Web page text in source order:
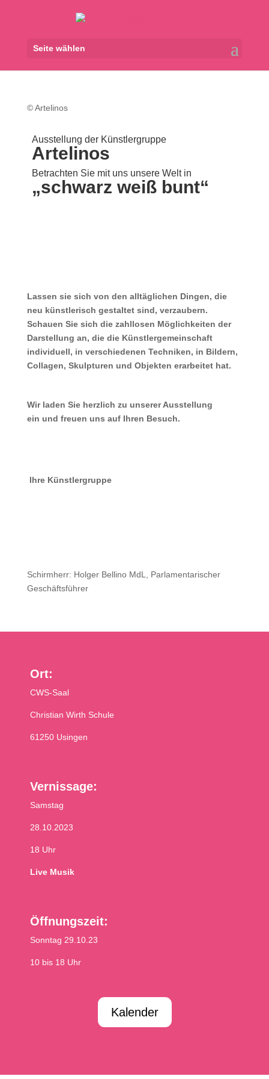
Seite wählen
© Artelinos
Ausstellung der Künstlergruppe
Artelinos
Betrachten Sie mit uns unsere Welt in
„schwarz weiß bunt“
Lassen sie sich von den alltäglichen Dingen, die
neu künstlerisch gestaltet sind, verzaubern.
Schauen Sie sich die zahllosen Möglichkeiten der
Darstellung an, die die Künstlergemeinschaft
individuell, in verschiedenen Techniken, in Bildern,
Collagen, Skulpturen und Objekten erarbeitet hat.
Wir laden Sie herzlich zu unserer Ausstellung
ein und freuen uns auf Ihren Besuch.
Ihre Künstlergruppe
Schirmherr: Holger Bellino MdL, Parlamentarischer
Geschäftsführer
Ort:
CWS-Saal
Christian Wirth Schule
61250 Usingen
Vernissage:
Samstag
28.10.2023
18 Uhr
Live Musik
Öffnungszeit:
Sonntag 29.10.23
10 bis 18 Uhr
Kalender